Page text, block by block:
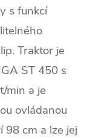
s funkcí
Traktor je
ST 450 s
min a je
ovládanou
98 cm a lze jej